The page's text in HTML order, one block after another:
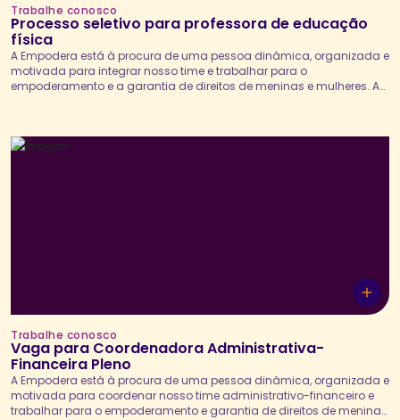
Trabalhe conosco
Processo seletivo para professora de educação
física
A Empodera está à procura de uma pessoa dinâmica, organizada e
motivada para integrar nosso time e trabalhar para o
empoderamento e a garantia de direitos de meninas e mulheres. A
jogos, atividades...
Trabalhe conosco
Vaga para Coordenadora Administrativa-
Financeira Pleno
A Empodera está à procura de uma pessoa dinâmica, organizada e
motivada para coordenar nosso time administrativo-financeiro e
trabalhar para o empoderamento e garantia de direitos de meninas